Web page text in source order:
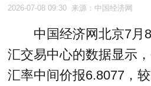
2026-07-08 09:30 来源：中国经济网
中国经济网北京7月
汇交易中心的数据显示
汇率中间价报6.8077，